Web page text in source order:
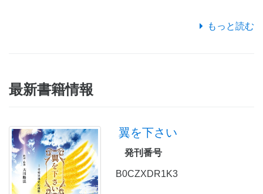
もっと読む
最新書籍情報
翼を下さい
発刊番号
B0CZXDR1K3